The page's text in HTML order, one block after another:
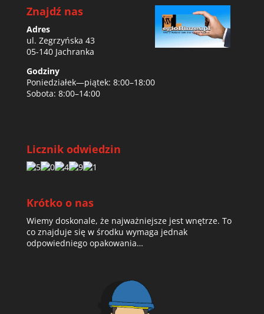
Znajdź nas
Adres
ul. Zegrzyńska 43
05-140 Jachranka
Godziny
Poniedziałek—piątek: 8:00–18:00
Sobota: 8:00–14:00
Licznik odwiedzin
Krótko o nas
Wiemy doskonale, że najważniejsze jest wnętrze. To
co znajduje się w środku wymaga jednak
odpowiedniego opakowania…